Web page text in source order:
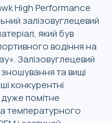
High Performance
залізовуглецевий
який був
водіння на
Залізовуглецевий
та вищі
конкурентні
помітне
температурного